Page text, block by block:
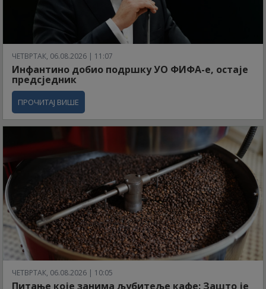
ЧЕТВРТАК, 06.08.2026 | 11:07
Инфантино добио подршку УО ФИФА-е, остаје
предсједник
ПРОЧИТАЈ ВИШЕ
ЧЕТВРТАК, 06.08.2026 | 10:05
Питање које занима љубитеље кафе: Зашто је